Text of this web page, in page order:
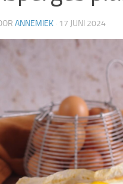
ANNEMIEK · 17 JUNI 2024